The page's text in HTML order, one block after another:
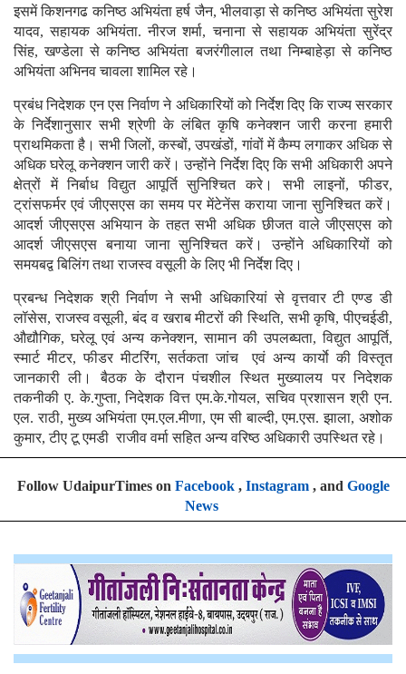
इसमें किशनगढ कनिष्ठ अभियंता हर्ष जैन, भीलवाड़ा से कनिष्ठ अभियंता सुरेश
यादव, सहायक अभियंता. नीरज शर्मा, चनाना से सहायक अभियंता सुरेंद्र
सिंह, खण्डेला से कनिष्ठ अभियंता बजरंगीलाल तथा निम्बाहेड़ा से कनिष्ठ
अभियंता अभिनव चावला शामिल रहे।
प्रबंध निदेशक एन एस निर्वाण ने अधिकारियों को निर्देश दिए कि राज्य सरकार
के निर्देशानुसार सभी श्रेणी के लंबित कृषि कनेक्शन जारी करना हमारी
प्राथमिकता है। सभी जिलों, कस्बों, उपखंडों, गांवों में कैम्प लगाकर अधिक से
अधिक घरेलू कनेक्शन जारी करें। उन्होंने निर्देश दिए कि सभी अधिकारी अपने
क्षेत्रों में निर्बाध विद्युत आपूर्ति सुनिश्चित करे। सभी लाइनों, फीडर,
ट्रांसफर्मर एवं जीएसएस का समय पर मेंटेनेंस कराया जाना सुनिश्चित करें।
आदर्श जीएसएस अभियान के तहत सभी अधिक छीजत वाले जीएसएस को
आदर्श जीएसएस बनाया जाना सुनिश्चित करें। उन्होंने अधिकारियों को
समयबद्व बिलिंग तथा राजस्व वसूली के लिए भी निर्देश दिए।
प्रबन्ध निदेशक श्री निर्वाण ने सभी अधिकारियां से वृत्तवार टी एण्ड डी
लॉसेस, राजस्व वसूली, बंद व खराब मीटरों की स्थिति, सभी कृषि, पीएचईडी,
औद्यौगिक, घरेलू एवं अन्य कनेक्शन, सामान की उपलब्घता, विद्युत आपूर्ति,
स्मार्ट मीटर, फीडर मीटरिंग, सर्तकता जांच एवं अन्य कार्याे की विस्तृत
जानकारी ली। बैठक के दौरान पंचशील स्थित मुख्यालय पर निदेशक
तकनीकी ए. के.गुप्ता, निदेशक वित्त एम.के.गोयल, सचिव प्रशासन श्री एन.
एल. राठी, मुख्य अभियंता एम.एल.मीणा, एम सी बाल्दी, एम.एस. झाला, अशोक
कुमार, टीए टू एमडी राजीव वर्मा सहित अन्य वरिष्ठ अधिकारी उपस्थित रहे।
Follow UdaipurTimes on Facebook, Instagram, and Google
News